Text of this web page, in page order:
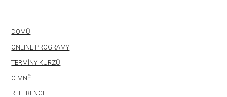
DOMŮ
ONLINE PROGRAMY
TERMÍNY KURZŮ
O MNĚ
REFERENCE